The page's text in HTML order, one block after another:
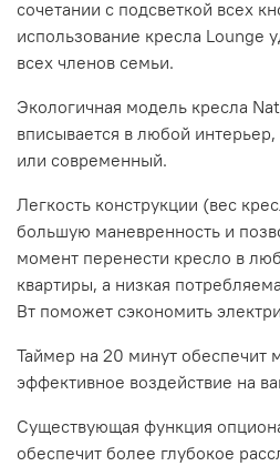
сочетании с подсветкой всех
использование кресла Lounge
всех членов семьи.
Экологичная модель кресла
вписывается в любой интерьер,
или современный.
Легкость конструкции (вес
большую маневренность и
момент перенести кресло в
квартиры, а низкая
Вт поможет сэкономить
Таймер на 20 минут обеспечит
эффективное воздействие на
Существующая функция
обеспечит более глубокое